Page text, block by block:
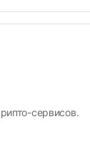
сервисов.